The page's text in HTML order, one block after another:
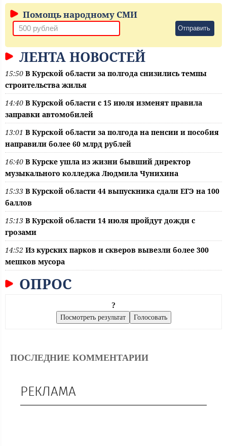
Помощь народному СМИ
Отправить
ЛЕНТА НОВОСТЕЙ
15:50 В Курской области за полгода снизились темпы
строительства жилья
14:40 В Курской области с 15 июля изменят правила
заправки автомобилей
13:01 В Курской области за полгода на пенсии и пособия
направили более 60 млрд рублей
16:40 В Курске ушла из жизни бывший директор
музыкального колледжа Людмила Чунихина
15:33 В Курской области 44 выпускника сдали ЕГЭ на 100
баллов
15:13 В Курской области 14 июля пройдут дожди с
грозами
14:52 Из курских парков и скверов вывезли более 300
мешков мусора
ОПРОС
?
ПОСЛЕДНИЕ КОММЕНТАРИИ
РЕКЛАМА